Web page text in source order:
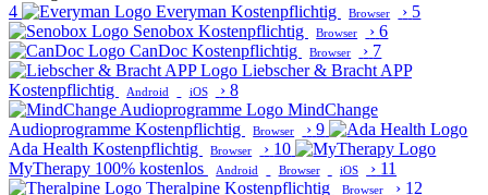
4
Everyman Kostenpflichtig Browser › 5
Senobox Kostenpflichtig Browser › 6
CanDoc Kostenpflichtig Browser › 7
Liebscher & Bracht APP
Kostenpflichtig
Android iOS › 8
MindChange
Audioprogramme Kostenpflichtig Browser › 9
Ada Health Kostenpflichtig Browser › 10
MyTherapy 100% kostenlos Android Browser iOS › 11
Theralpine Kostenpflichtig Browser › 12